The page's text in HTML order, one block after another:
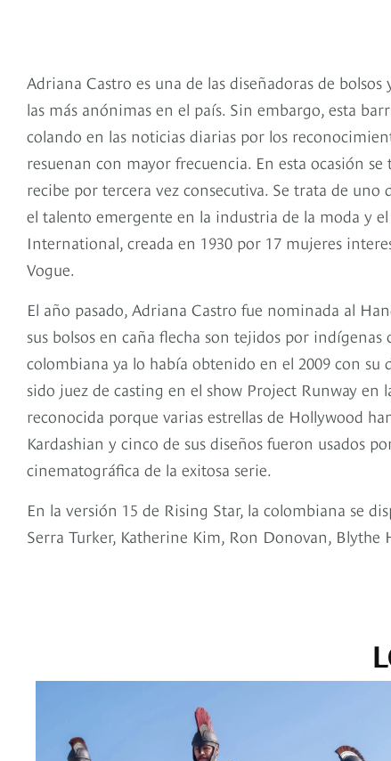
Adriana Castro es una de las diseñadoras de
las más anónimas en el país. Sin embargo, esta
colando en las noticias diarias por los
resuenan con mayor frecuencia. En esta ocasión
recibe por tercera vez consecutiva. Se trata de
el talento emergente en la industria de la moda y
International, creada en 1930 por 17 mujeres
Vogue.
El año pasado, Adriana Castro fue nominada al
sus bolsos en caña flecha son tejidos por
colombiana ya lo había obtenido en el 2009 con su
sido juez de casting en el show Project Runway
reconocida porque varias estrellas de Hollywood
Kardashian y cinco de sus diseños fueron usados
cinematográfica de la exitosa serie.
En la versión 15 de Rising Star, la colombiana se
Serra Turker, Katherine Kim, Ron Donovan, Blythe